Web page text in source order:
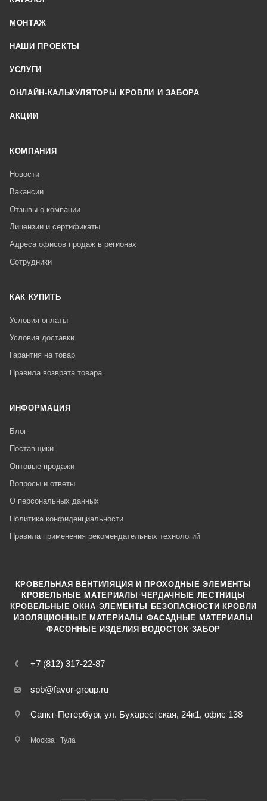
МОНТАЖ
НАШИ ПРОЕКТЫ
УСЛУГИ
ОНЛАЙН-КАЛЬКУЛЯТОРЫ КРОВЛИ И ЗАБОРА
АКЦИИ
КОМПАНИЯ
Новости
Вакансии
Отзывы о компании
Лицензии и сертификаты
Адреса офисов продаж в регионах
Сотрудники
КАК КУПИТЬ
Условия оплаты
Условия доставки
Гарантия на товар
Правила возврата товара
ИНФОРМАЦИЯ
Блог
Поставщики
Оптовые продажи
Вопросы и ответы
О персональных данных
Политика конфиденциальности
Правила применения рекомендательных технологий
+7 (812) 317-22-87
spb@favor-group.ru
Санкт-Петербург, ул. Бухарестская, 24к1, офис 138
Москва Тула
КРОВЕЛЬНАЯ ВЕНТИЛЯЦИЯ И ПРОХОДНЫЕ ЭЛЕМЕНТЫ
КРОВЕЛЬНЫЕ МАТЕРИАЛЫ ·ЧЕРДАЧНЫЕ ЛЕСТНИЦЫ
КРОВЕЛЬНЫЕ ОКНА ·ЭЛЕМЕНТЫ БЕЗОПАСНОСТИ КРОВЛИ
ИЗОЛЯЦИОННЫЕ МАТЕРИАЛЫ ·ФАСАДНЫЕ МАТЕРИАЛЫ
ФАСОННЫЕ ИЗДЕЛИЯ ·ВОДОСТОК ·ЗАБОР